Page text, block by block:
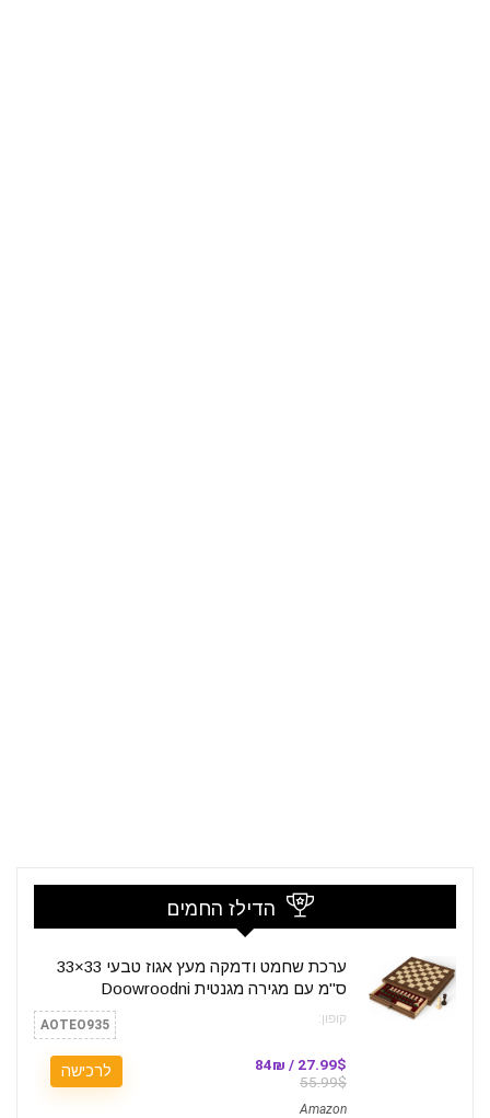
הדילז החמים
ערכת שחמט ודמקה מעץ אגוז טבעי 33×33
ס"מ עם מגירה מגנטית Doowroodni
קופון: AOTEO935
27.99$ / 84₪
55.99$
Amazon
לרכישה